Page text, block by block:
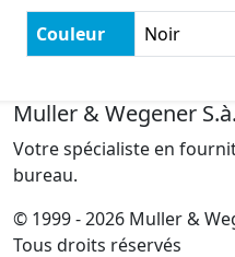
Couleur Noir
Muller & Wegener
Votre spécialiste en
bureau.
© 1999 - 2026 Muller &
Tous droits réservés